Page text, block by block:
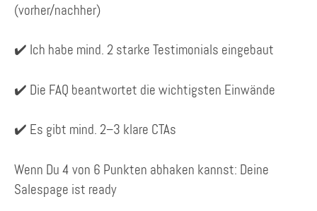
(vorher/nachher)
✔️ Ich habe mind. 2 starke Testimonials eingebaut
✔️ Die FAQ beantwortet die wichtigsten Einwände
✔️ Es gibt mind. 2–3 klare CTAs
Wenn Du 4 von 6 Punkten abhaken kannst: Deine
Salespage ist ready